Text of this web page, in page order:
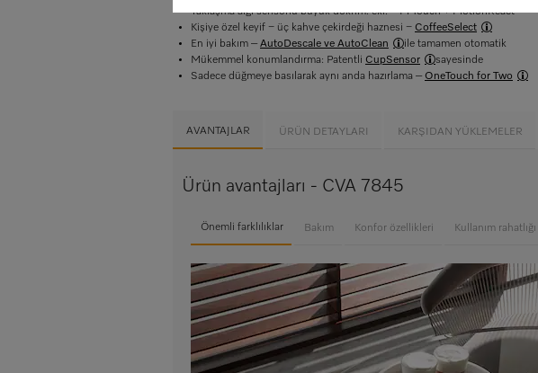
Yaklaşma algı sensörlü büyük doknm. ekr. − M Touch + MotionReact
Kişiye özel keyif − üç kahve çekirdeği haznesi − CoffeeSelect
En iyi bakım – AutoDescale ve AutoClean
ile tamamen otomatik
Mükemmel konumlandırma: Patentli CupSensor
sayesinde
Sadece düğmeye basılarak aynı anda hazırlama – OneTouch for Two
AVANTAJLAR ÜRÜN DETAYLARI KARŞIDAN YÜKLEMELER
Ürün avantajları - CVA 7845
Önemli farklılıklar Bakım Konfor özellikleri Kullanım rahatlığı